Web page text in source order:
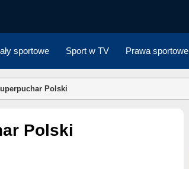
sportowe Sport w TV Prawa sportowe
Polski
Polski